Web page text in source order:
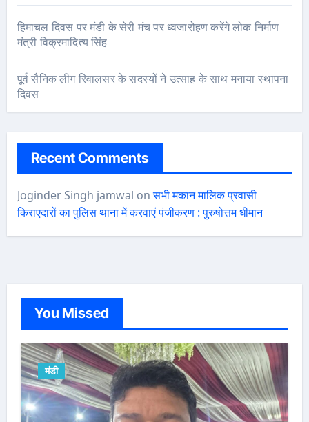
हिमाचल दिवस पर मंडी के सेरी मंच पर ध्वजारोहण करेंगे लोक निर्माण
मंत्री विक्रमादित्य सिंह
पूर्व सैनिक लीग रिवालसर के सदस्यों ने उत्साह के साथ मनाया स्थापना
दिवस
Recent Comments
Joginder Singh jamwal onसभी मकान मालिक प्रवासी
किराएदारों का पुलिस थाना में करवाएं पंजीकरण : पुरुषोत्तम धीमान
You Missed
मंडी